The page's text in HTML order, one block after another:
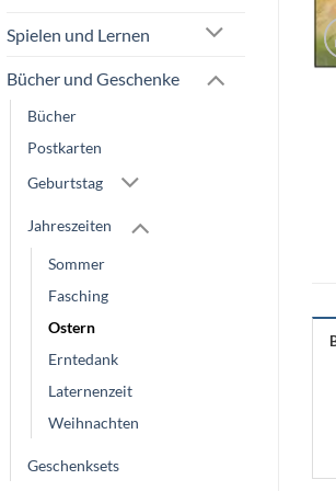
Spielen und Lernen
Bücher und Geschenke
Bücher
Postkarten
Geburtstag
Jahreszeiten
Sommer
Fasching
Ostern
Erntedank
Laternenzeit
Weihnachten
Geschenksets